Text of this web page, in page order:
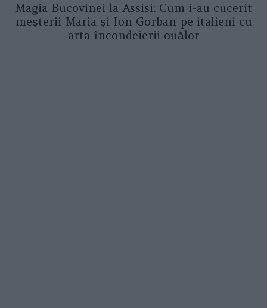
Magia Bucovinei la Assisi: Cum i-au cucerit
meșterii Maria și Ion Gorban pe italieni cu
arta încondeierii ouălor